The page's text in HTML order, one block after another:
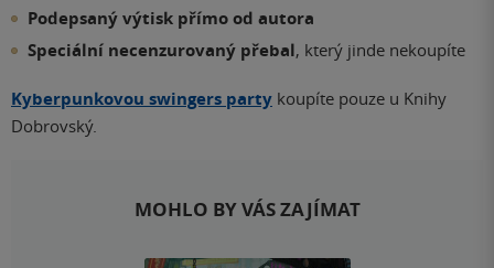
Podepsaný výtisk přímo od autora
Speciální necenzurovaný přebal, který jinde nekoupíte
Kyberpunkovou swingers party koupíte pouze u Knihy
Dobrovský.
MOHLO BY VÁS ZAJÍMAT